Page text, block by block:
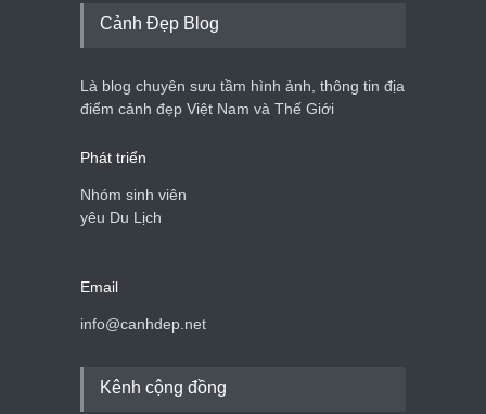
du lịch quốc gia
Cảnh đẹp Việt Nam 24/04/2020
Cảnh Đẹp Blog
Là blog chuyên sưu tầm hình ảnh, thông tin địa
điểm cảnh đẹp Việt Nam và Thế Giới
Phát triển
Nhóm sinh viên
yêu Du Lịch
Email
info@canhdep.net
Kênh cộng đồng